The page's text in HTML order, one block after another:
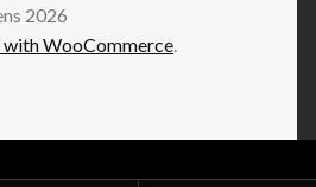
2026
WooCommerce.